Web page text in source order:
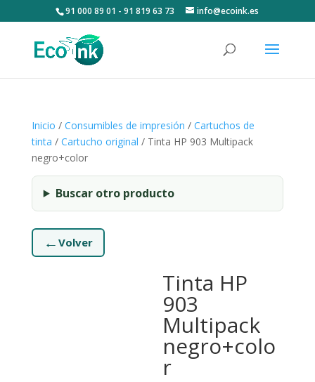
91 000 89 01 - 91 819 63 73 info@ecoink.es
Inicio / Consumibles de impresión / Cartuchos de
tinta / Cartucho original / Tinta HP 903 Multipack
negro+color
Buscar otro producto
← Volver
Tinta HP
903
Multipack
negro+colo
r